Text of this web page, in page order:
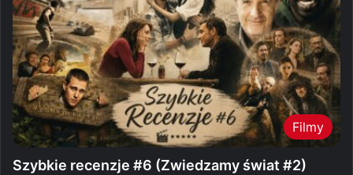
Filmy
Szybkie recenzje #6 (Zwiedzamy świat #2)